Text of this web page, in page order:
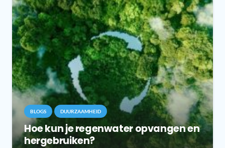
BLOGS DUURZAAMHEID
Hoe kun je regenwater opvangen en
hergebruiken?